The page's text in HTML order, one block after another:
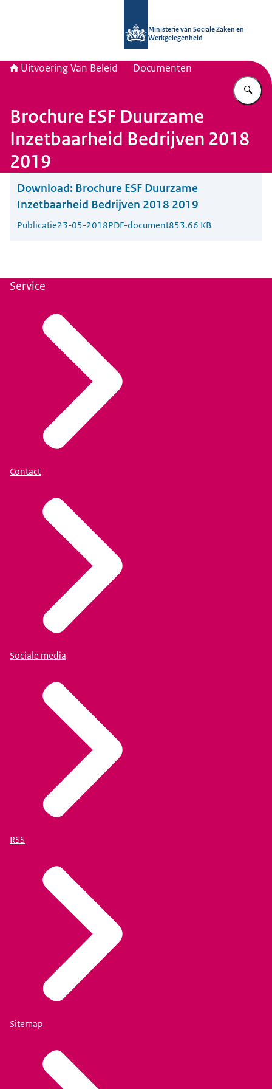
Ministerie van Sociale Zaken en
Werkgelegenheid
Uitvoering Van Beleid Documenten
Brochure ESF Duurzame
Inzetbaarheid Bedrijven 2018
2019
Download: Brochure ESF Duurzame
Inzetbaarheid Bedrijven 2018 2019
Publicatie23-05-2018PDF-document853.66 KB
Service
Contact
Sociale media
RSS
Sitemap